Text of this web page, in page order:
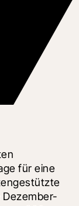
für eine